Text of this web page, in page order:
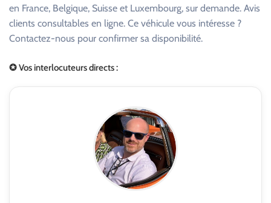
en France, Belgique, Suisse et Luxembourg, sur demande. Avis
clients consultables en ligne. Ce véhicule vous intéresse ?
Contactez-nous pour confirmer sa disponibilité.
✪ Vos interlocuteurs directs :